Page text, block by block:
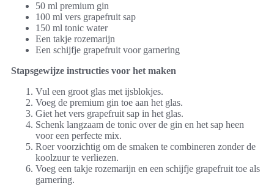
50 ml premium gin
100 ml vers grapefruit sap
150 ml tonic water
Een takje rozemarijn
Een schijfje grapefruit voor garnering
Stapsgewijze instructies voor het maken
Vul een groot glas met ijsblokjes.
Voeg de premium gin toe aan het glas.
Giet het vers grapefruit sap in het glas.
Schenk langzaam de tonic over de gin en het sap heen
voor een perfecte mix.
Roer voorzichtig om de smaken te combineren zonder de
koolzuur te verliezen.
Voeg een takje rozemarijn en een schijfje grapefruit toe als
garnering.